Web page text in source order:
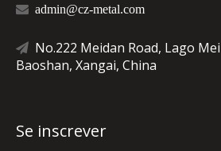
 admin@cz-metal.com
 No.222 Meidan Road, Lago
Baoshan, Xangai, China
Se inscrever